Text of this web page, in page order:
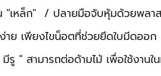
หล็ก" / ปลายมือจับหุ้มด้วยพลา
เพียงไขน็อตที่ช่วยยึดใบมีดออก
สามารถต่อด้ามไม้ เพื่อใช้งานใ